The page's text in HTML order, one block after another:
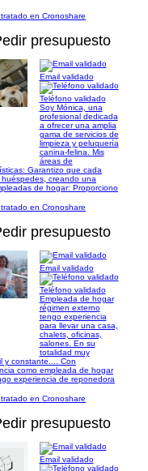
en Cronoshare
presupuesto
Email validado
Teléfono validado
Soy Mónica, una
profesional dedicada
a ofrecer una amplia
gama de servicios de
limpieza y peluquería
canina-felina. Mis
áreas de
Garantizo que cada
creando una
de hogar: Proporciono
en Cronoshare
presupuesto
Email validado
Teléfono validado
Empleada de hogar
régimen externo
tengo experiencia
para llevar una casa,
chalets, oficinas,
salones. En su
totalidad muy
y constante.... Con
como empleada de hogar
experiencia de reponedora
en Cronoshare
presupuesto
Email validado